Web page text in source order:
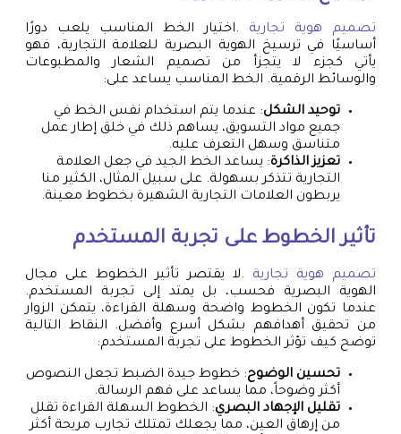
تصميم هوية تجارية .اختيار الخط المناسب يلعب دورًا
أساسيًا في ترسيخ الهوية البصرية للعلامة التجارية، فهو
يأتي كجزء لا يتجزأ من تصميم الشعار والمطبوعات
والوسائط الرقمية. الخط المناسب يساعد على:
توحيد الشكل: عندما يتم استخدام نفس الخط في
جميع مواد التسويق، يساهم ذلك في خلق إطار عمل
متناسق وسهل التعرف عليه.
تعزيز الذاكرة: يساعد الخط الجيد في جعل العلامة
التجارية تتذكر بسهولة. على سبيل المثال، الكثير منا
يربطون العلامات التجارية الشهيرة بخطوط معينة.
تأثير الخطوط على تجربة المستخدم
تصميم هوية تجارية .لا يقتصر تأثير الخطوط على مجال
الهوية البصرية فحسب، بل يمتد إلى تجربة المستخدم.
عندما تكون الخطوط واضحة وسهلة القراءة، يتمكن الزوار
من تحقيق أهدافهم بشكل أسرع وأفضل. النقاط التالية
توضح كيف تؤثر الخطوط على تجربة المستخدم:
تحسين الوضوح: خطوط جيدة الضبط تجعل النصوص
أكثر وضوحاً، مما يساعد على فهم الرسالة.
تقليل الإجهاد البصري: الخطوط السهلة القراءة تقلل
من إرهاق العين، مما يجعلك تمتلك تجارب مريحة أكثر